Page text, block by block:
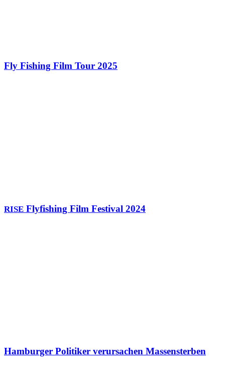
Fly Fishing Film Tour 2025
RISE Flyfishing Film Festival 2024
Hamburger Politiker verursachen Massensterben